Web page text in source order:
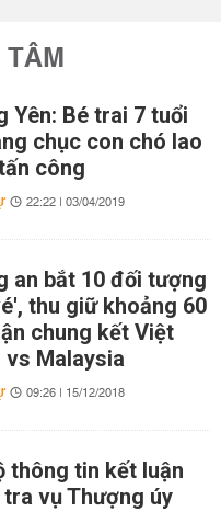
Yên: Bé trai 7 tuổi
chục con chó lao
công
22:22 | 03/04/2019
an bắt 10 đối tượng
thu giữ khoảng 60
chung kết Việt
vs Malaysia
09:26 | 15/12/2018
thông tin kết luận
vụ Thượng úy